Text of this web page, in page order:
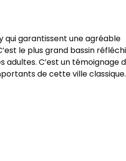
qui garantissent une agréable
le plus grand bassin
C’est un témoignage
de cette ville classique.